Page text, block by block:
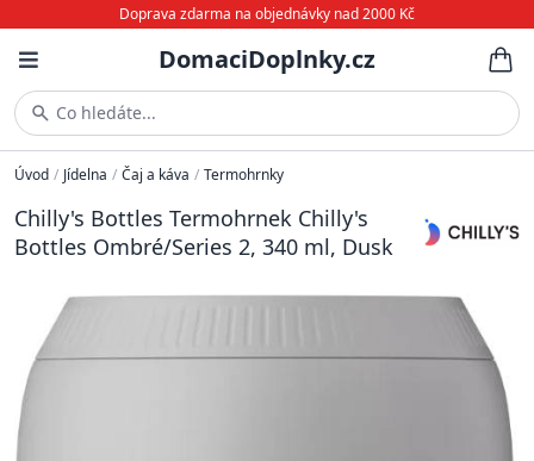
Doprava zdarma na objednávky nad 2000 Kč
DomaciDoplnky.cz
Co hledáte...
Úvod / Jídelna / Čaj a káva / Termohrnky
Chilly's Bottles Termohrnek Chilly's
Bottles Ombré/Series 2, 340 ml, Dusk